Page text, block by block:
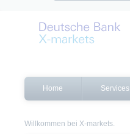
Home Services
Willkommen bei X-markets.